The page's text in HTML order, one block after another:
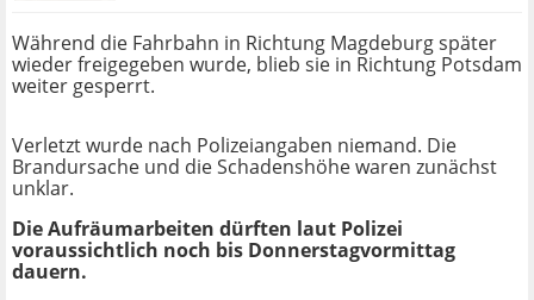
Während die Fahrbahn in Richtung Magdeburg später
wieder freigegeben wurde, blieb sie in Richtung Potsdam
weiter gesperrt.
Verletzt wurde nach Polizeiangaben niemand. Die
Brandursache und die Schadenshöhe waren zunächst
unklar.
Die Aufräumarbeiten dürften laut Polizei
voraussichtlich noch bis Donnerstagvormittag
dauern.